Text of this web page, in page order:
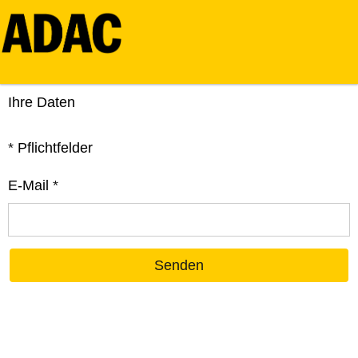
Ihre Daten
* Pflichtfelder
E-Mail *
Senden